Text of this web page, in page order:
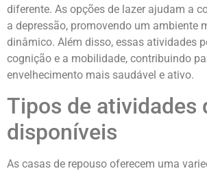
diferente. As opções de lazer ajudam a
a depressão, promovendo um ambiente
dinâmico. Além disso, essas atividades
cognição e a mobilidade, contribuindo
envelhecimento mais saudável e ativo.
Tipos de atividades
disponíveis
As casas de repouso oferecem uma